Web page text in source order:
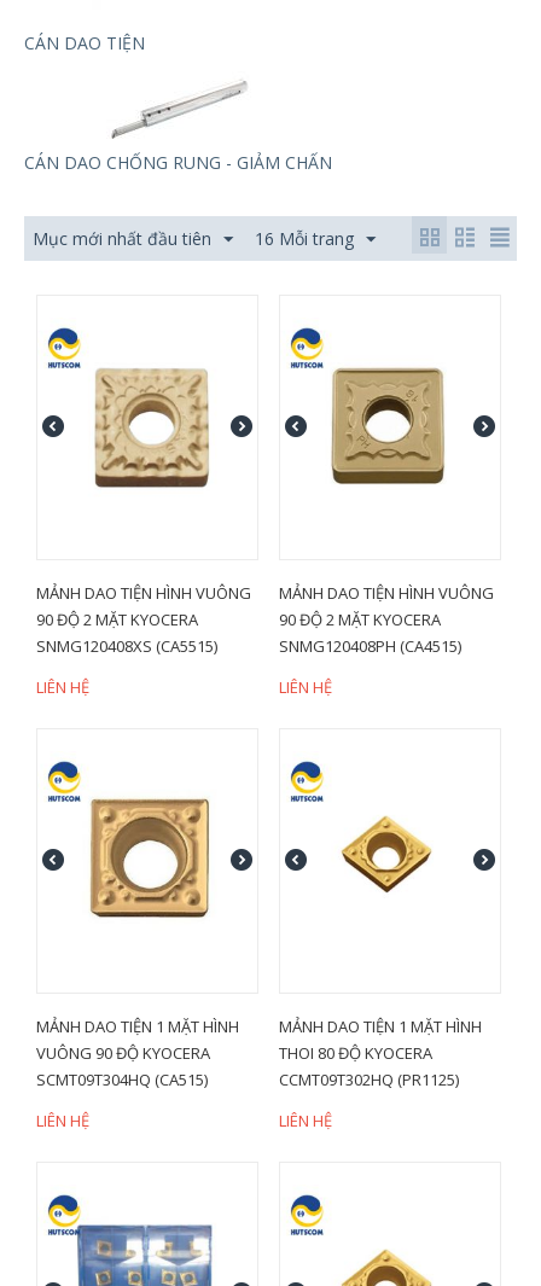
CÁN DAO TIỆN
CÁN DAO CHỐNG RUNG - GIẢM CHẤN
Mục mới nhất đầu tiên 16 Mỗi trang
MẢNH DAO TIỆN HÌNH VUÔNG
90 ĐỘ 2 MẶT KYOCERA
SNMG120408XS (CA5515)
LIÊN HỆ
MẢNH DAO TIỆN HÌNH VUÔNG
90 ĐỘ 2 MẶT KYOCERA
SNMG120408PH (CA4515)
LIÊN HỆ
MẢNH DAO TIỆN 1 MẶT HÌNH
VUÔNG 90 ĐỘ KYOCERA
SCMT09T304HQ (CA515)
LIÊN HỆ
MẢNH DAO TIỆN 1 MẶT HÌNH
THOI 80 ĐỘ KYOCERA
CCMT09T302HQ (PR1125)
LIÊN HỆ